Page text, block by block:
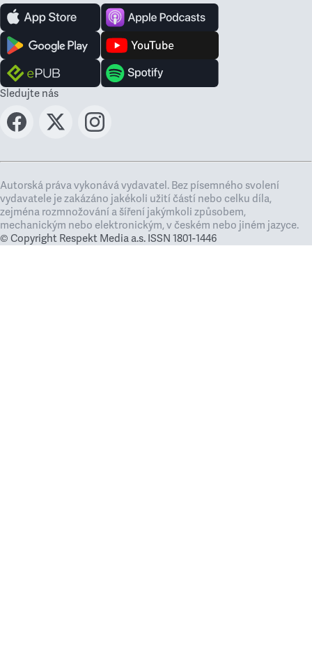
Sledujte nás
Autorská práva vykonává vydavatel. Bez písemného svolení
vydavatele je zakázáno jakékoli užití částí nebo celku díla,
zejména rozmnožování a šíření jakýmkoli způsobem,
mechanickým nebo elektronickým, v českém nebo jiném jazyce.
© Copyright Respekt Media a.s. ISSN 1801-1446